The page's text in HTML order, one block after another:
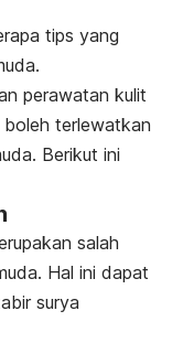
tips yang
perawatan kulit
terlewatkan
Berikut ini
salah
Hal ini dapat
surya